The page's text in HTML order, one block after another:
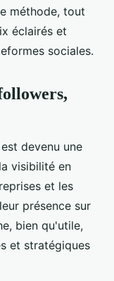
méthode, tout
éclairés et
sociales.
est devenu une
visibilité en
et les
présence sur
bien qu'utile,
et stratégiques